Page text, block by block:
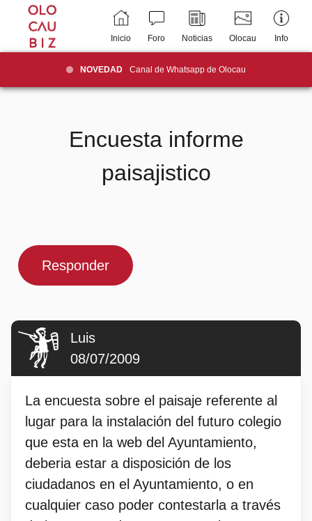
Inicio Foro Noticias Olocau Info
NOVEDAD Canal de Whatsapp de Olocau
Encuesta informe
paisajistico
Responder
Luis
08/07/2009
La encuesta sobre el paisaje referente al
lugar para la instalación del futuro colegio
que esta en la web del Ayuntamiento,
deberia estar a disposición de los
ciudadanos en el Ayuntamiento, o en
cualquier caso poder contestarla a través